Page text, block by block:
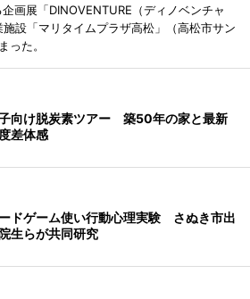
画展「DINOVENTURE（ディノベンチャ
設「マリタイムプラザ高松」（高松市サン
った。
向け脱炭素ツアー 築50年の家と最新
差体感
ドゲーム使い行動心理実験 さぬき市出
生らが共同研究